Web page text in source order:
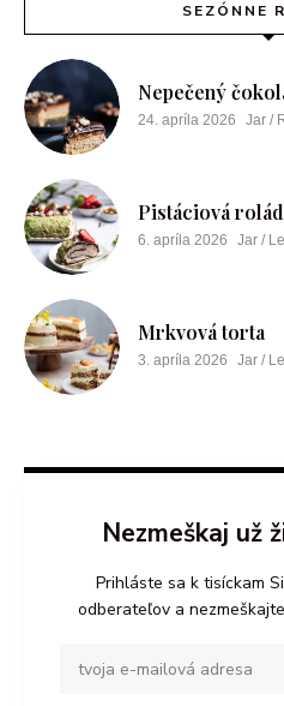
SEZÓNNE
Nepečený
24. apríla 2026 Jar /
Pistáciová
6. apríla 2026 Jar /
Mrkvová torta
3. apríla 2026 Jar /
Nezmeškaj už
Prihláste sa k tisíckam
odberateľov a